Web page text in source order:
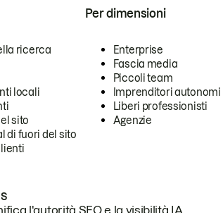
ricerca
locali
sito
di fuori del sito
Per dimensioni
Enterprise
Fascia media
Piccoli team
Imprenditori autonomi
Liberi professionisti
Agenzie
l'autorità SEO e la visibilità IA.